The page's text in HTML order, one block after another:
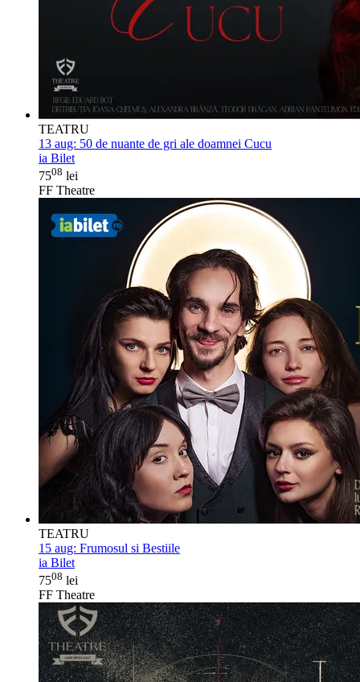
TEATRU
13 aug: 50 de nuante de gri ale doamnei Cucu
ia Bilet
7508 lei
FF Theatre
TEATRU
15 aug: Frumosul si Bestiile
ia Bilet
7508 lei
FF Theatre